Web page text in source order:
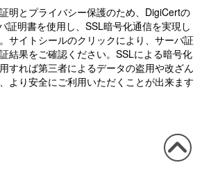
明とプライバシー保護のため、DigiCertの
証明書を使用し、SSL暗号化通信を実現し
サイトシールのクリックにより、サーバ証
結果をご確認ください。SSLによる暗号化
すれば第三者によるデータの盗用や改ざん
より安全にご利用いただくことが出来ます